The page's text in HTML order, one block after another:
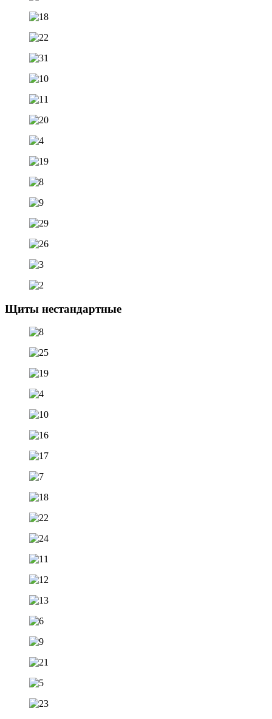
Щиты нестандартные